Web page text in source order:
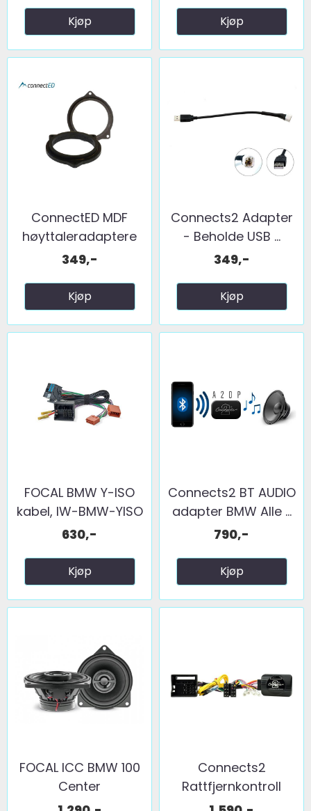
Kjøp Kjøp
ConnectED MDF
høyttaleradaptere
(100mm) ...
349,-
Kjøp
Connects2 Adapter
- Beholde USB ...
349,-
Kjøp
FOCAL BMW Y-ISO
kabel, IW-BMW-YISO
630,-
Kjøp
Connects2 BT AUDIO
adapter BMW Alle ...
790,-
Kjøp
FOCAL ICC BMW 100
Center
Connects2
Rattfjernkontroll
interface ...